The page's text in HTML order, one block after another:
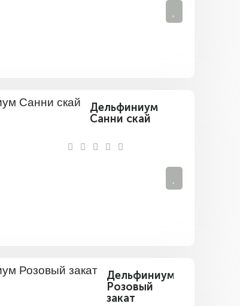
Дельфиниум
Санни скай
Дельфиниум
Розовый
закат